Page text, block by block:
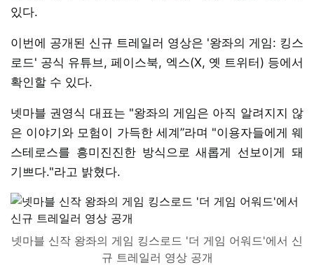
있다.
이번에 공개된 신규 트레일러 영상은 '왕좌의 게임: 킹스
로드' 공식 유튜브, 페이스북, 엑스(X, 옛 트위터) 등에서
확인할 수 있다.
넷마블 권영식 대표는 "왕좌의 게임은 아직 알려지지 않
은 이야기와 모험이 가득한 세계”라며 "이용자들에게 웨
스테로스를 흥미진진한 방식으로 새롭게 선보이게 돼
기쁘다."라고 밝혔다.
넷마블 신작 왕좌의 게임 킹스로드 '더 게임 어워드'에서 신
규 트레일러 영상 공개